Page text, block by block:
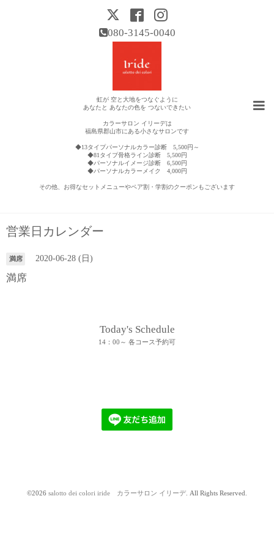
080-3145-0040
虹が 空と大地をつなぐように
あなたと あなたの色を つないできたい
カラーサロン イリーデは
福島県郡山市にある小さなサロンです
◆13タイプパーソナルカラー診断 5,500円～
◆81タイプ骨格ライン診断 5,500円
◆パーソナルイメージ診断 6,500円
◆パーソナルカラーメイク 4,000円
その他、お得なセットメニューやペア割・学割のクーポンもございます
営業日カレンダー
満席 2020-06-28 (日)
満席
Today's Schedule
14：00～ 各コース予約可
©2026 salotto dei colori iride カラーサロン イリーデ. All Rights Reserved.